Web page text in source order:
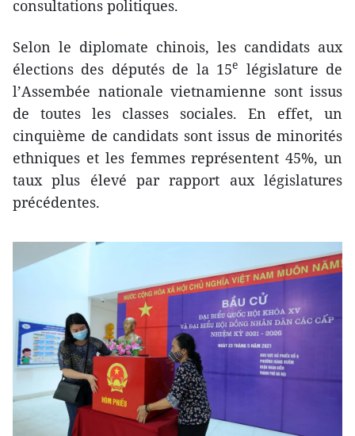
consultations politiques.
Selon le diplomate chinois, les candidats aux
élections des députés de la 15e
législature de
l’Assembée nationale vietnamienne sont issus
de toutes les classes sociales. En effet, un
cinquième de candidats sont issus de minorités
ethniques et les femmes représentent 45%, un
taux plus élevé par rapport aux législatures
précédentes.